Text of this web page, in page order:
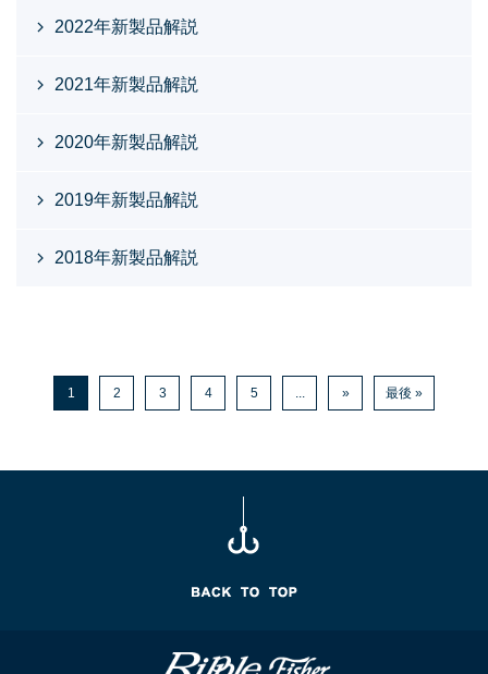
2022年新製品解説
2021年新製品解説
2020年新製品解説
2019年新製品解説
2018年新製品解説
1 2 3 4 5 ... » 最後 »